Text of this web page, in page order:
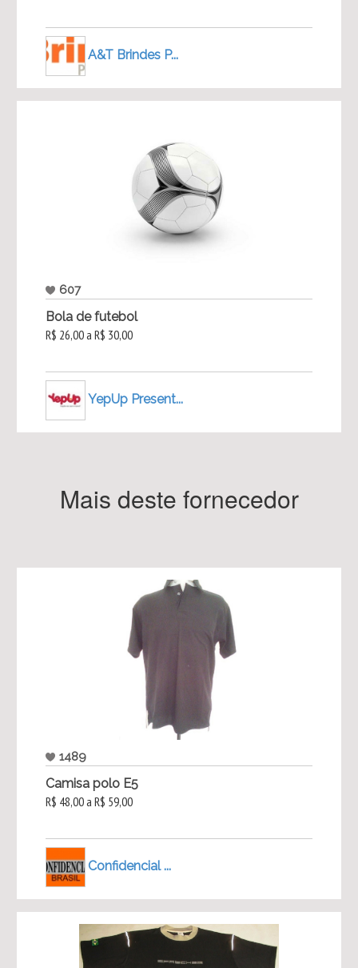
A&T Brindes P...
607
Bola de futebol
R$ 26,00 a R$ 30,00
YepUp Present...
Mais deste fornecedor
1489
Camisa polo E5
R$ 48,00 a R$ 59,00
Confidencial ...